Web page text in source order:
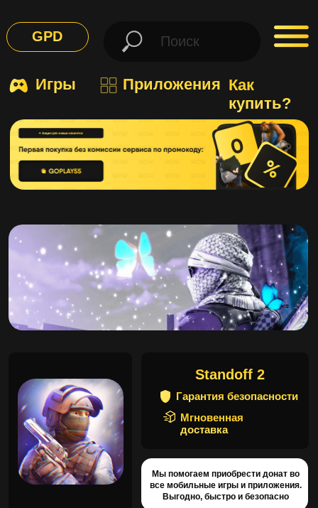
GPD
купить?
Standoff 2
Гарантия безопасности
Мы помогаем приобрести донат во
все мобильные игры и приложения.
Выгодно, быстро и безопасно
Пополнить через
вконтакте
Пополнить через